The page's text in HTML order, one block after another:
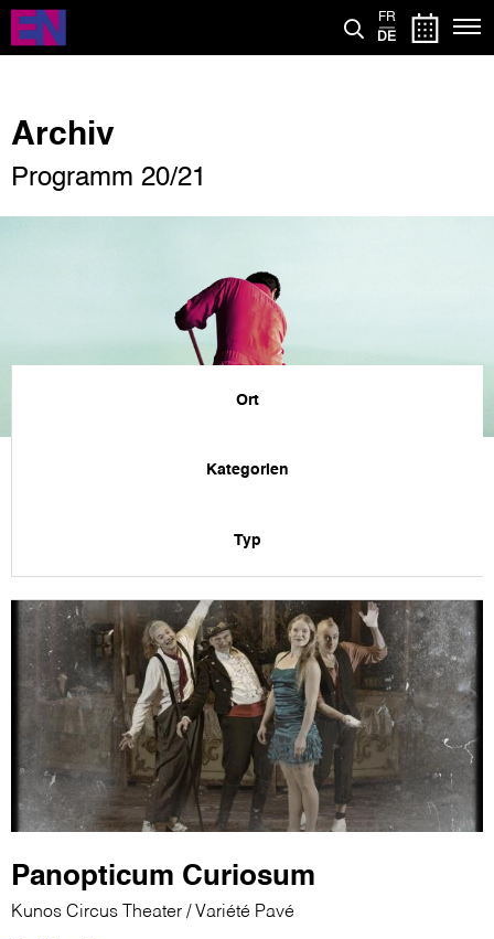
Direkt
zum
Inhalt
FR
DE
Archiv
Programm 20/21
Ort
Kategorien
Typ
Panopticum Curiosum
Kunos Circus Theater / Variété Pavé